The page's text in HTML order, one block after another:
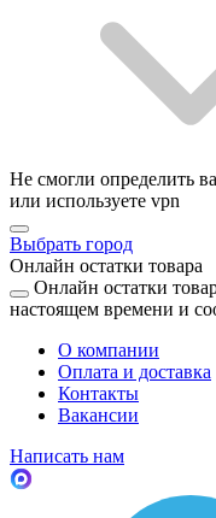
Не смогли определить
или используете vpn
Выбрать город
Онлайн остатки товара
Онлайн остатки
настоящем времени и
О компании
Оплата и доставка
Контакты
Вакансии
Написать нам